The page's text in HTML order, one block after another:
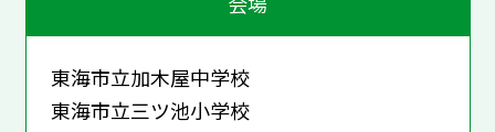
東海市立加木屋中学校
東海市立三ツ池小学校